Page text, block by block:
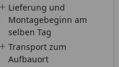
Lieferung und
Montagebeginn am
selben Tag
Transport zum
Aufbauort